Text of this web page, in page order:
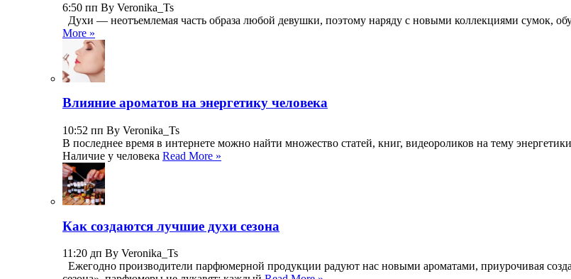
6:50 пп By Veronika_Ts
Духи — неотъемлемая часть образа любой девушки, поэтому наряду с новыми коллекциями сумок,
More »
Влияние ароматов на энергетику человека
10:52 пп By Veronika_Ts
В последнее время в интернете можно найти множество статей, книг, видеороликов на тему
Наличие у человека Read More »
Как создаются лучшие духи сезона
11:20 дп By Veronika_Ts
Ежегодно производители парфюмерной продукции радуют нас новыми ароматами, приурочивая